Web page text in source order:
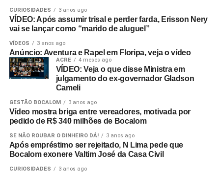
CURIOSIDADES 3 anos ago
VÍDEO: Após assumir trisal e perder farda, Erisson Nery
vai se lançar como “marido de aluguel”
VÍDEOS 3 anos ago
Anúncio: Aventura e Rapel em Floripa, veja o vídeo
ACRE 4 meses ago
VÍDEO: Veja o que disse Ministra em
julgamento do ex-governador Gladson
Cameli
GESTÃO BOCALOM 3 anos ago
Vídeo mostra briga entre vereadores, motivada por
pedido de R$ 340 milhões de Bocalom
SE NÃO ROUBAR O DINHEIRO DÁ! 3 anos ago
Após empréstimo ser rejeitado, N Lima pede que
Bocalom exonere Valtim José da Casa Civil
CURIOSIDADES 3 anos ago